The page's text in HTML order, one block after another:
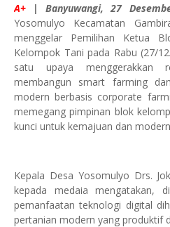
A+ | Banyuwangi, 27
Yosomulyo Kecamatan
menggelar Pemilihan Ketua
Kelompok Tani pada Rabu (27/
satu upaya menggerakkan
membangun smart farming
modern berbasis corporate
memegang pimpinan blok
kunci untuk kemajuan dan
Kepala Desa Yosomulyo Drs.
kepada medaia mengatakan,
pemanfaatan teknologi digital
pertanian modern yang produktif